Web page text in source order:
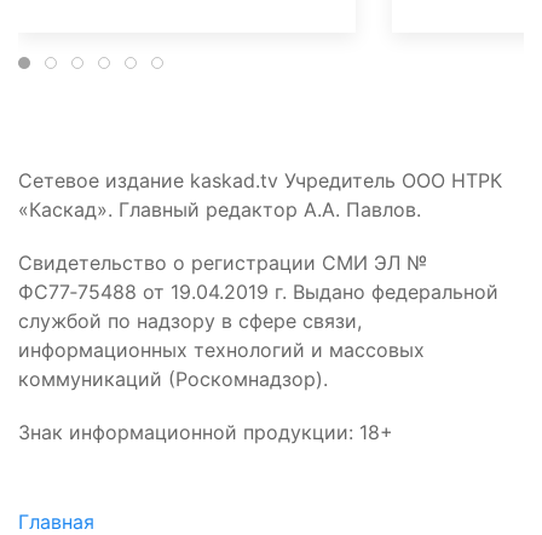
Сетевое издание kaskad.tv Учредитель ООО НТРК
«Каскад». Главный редактор А.А. Павлов.
Свидетельство о регистрации СМИ ЭЛ №
ФС77‑75488 от 19.04.2019 г. Выдано федеральной
службой по надзору в сфере связи,
информационных технологий и массовых
коммуникаций (Роскомнадзор).
Знак информационной продукции: 18+
Главная